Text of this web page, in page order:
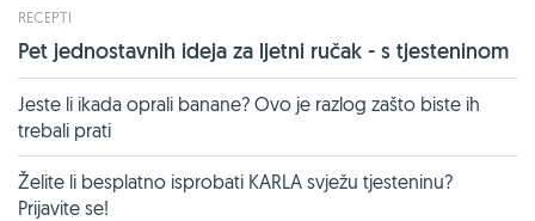
RECEPTI
Pet jednostavnih ideja za ljetni ručak - s tjesteninom
Jeste li ikada oprali banane? Ovo je razlog zašto biste ih
trebali prati
Želite li besplatno isprobati KARLA svježu tjesteninu?
Prijavite se!